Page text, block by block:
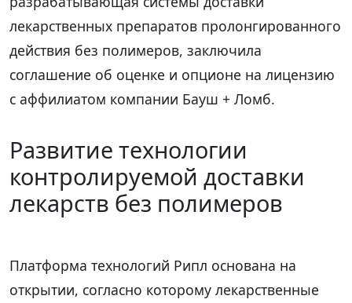
лекарственных препаратов пролонгированного
действия без полимеров, заключила
соглашение об оценке и опционе на лицензию
с аффилиатом компании Бауш + Ломб.
Развитие технологии
контролируемой доставки
лекарств без полимеров
Платформа технологий Рипл основана на
открытии, согласно которому лекарственные